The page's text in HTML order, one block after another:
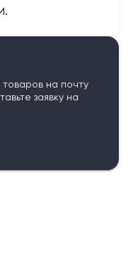
на почту
заявку на